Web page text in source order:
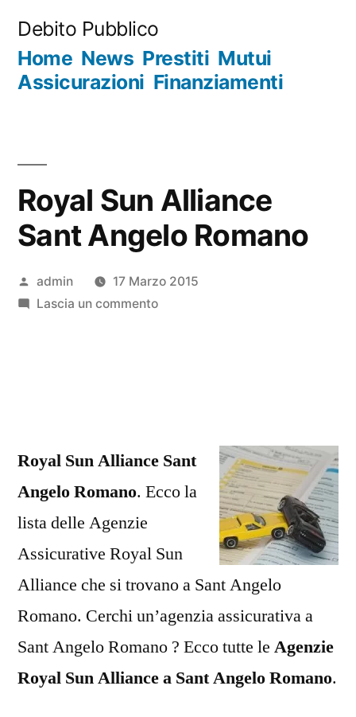
contenuto
Debito Pubblico
Home News Prestiti Mutui
Assicurazioni Finanziamenti
Royal Sun Alliance
Sant Angelo Romano
Pubblicato
da
admin
17 Marzo 2015
Lascia un commentosu
Royal Sun Alliance Sant
Angelo Romano. Ecco la
lista delle Agenzie
Assicurative Royal Sun
Alliance che si trovano a Sant Angelo
Romano. Cerchi un’agenzia assicurativa a
Sant Angelo Romano ? Ecco tutte le Agenzie
Royal Sun Alliance a Sant Angelo Romano.